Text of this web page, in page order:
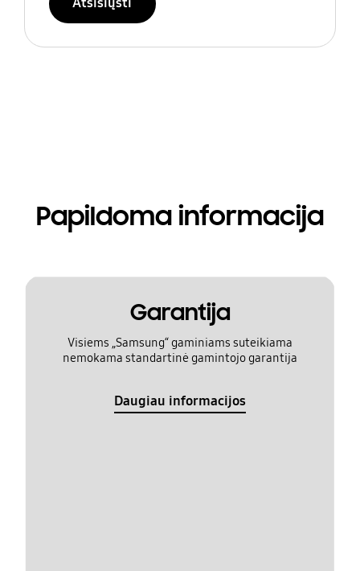
Papildoma informacija
Garantija
Visiems „Samsung“ gaminiams suteikiama
nemokama standartinė gamintojo garantija
Daugiau informacijos